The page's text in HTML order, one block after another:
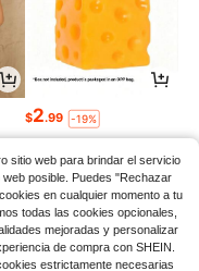
$2.99 -19%
sitio web para brindar el servicio
posible. Puedes "Rechazar
en cualquier momento a tu
todas las cookies opcionales,
mejoradas y personalizar
de compra con SHEIN.
estrictamente necesarias